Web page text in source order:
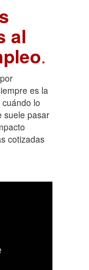
al
.
es la
lo
suele pasar
cotizadas